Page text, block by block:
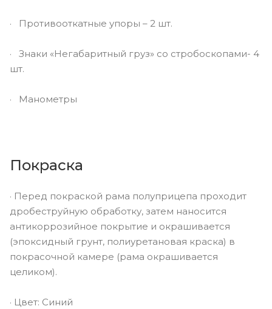
· Противооткатные упоры – 2 шт.
· Знаки «Негабаритный груз» со стробоскопами- 4
шт.
· Манометры
Покраска
· Перед покраской рама полуприцепа проходит
дробеструйную обработку, затем наносится
антикоррозийное покрытие и окрашивается
(эпоксидный грунт, полиуретановая краска) в
покрасочной камере (рама окрашивается
целиком).
· Цвет: Синий